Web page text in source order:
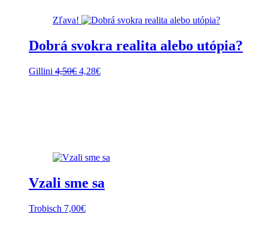
Zľava!
Dobrá svokra realita alebo utópia?
Gillini 4,50€ Pôvodná
4,28€Aktuálna
Vzali sme sa
Trobisch 7,00€